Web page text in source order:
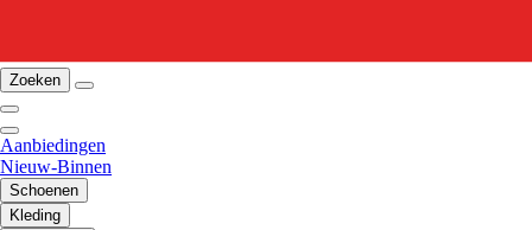
Zoeken
Aanbiedingen
Nieuw-Binnen
Schoenen
Kleding